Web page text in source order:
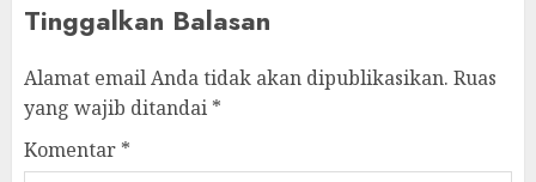
Tinggalkan Balasan
Alamat email Anda tidak akan dipublikasikan. Ruas
yang wajib ditandai *
Komentar *